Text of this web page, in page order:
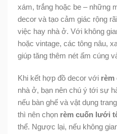
xám, trắng hoặc be – những
decor và tạo cảm giác rộng
việc hay nhà ở. Với không
hoặc vintage, các tông nâu,
giúp tăng thêm nét ấm cúng
Khi kết hợp đồ decor với rèm
nhà ở, bạn nên chú ý tới sự
nếu bàn ghế và vật dụng
thì nên chọn rèm cuốn lưới
thể. Ngược lại, nếu không